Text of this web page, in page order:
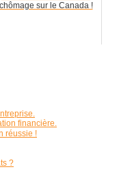
chômage sur le Canada !
financière.
réussie !
?